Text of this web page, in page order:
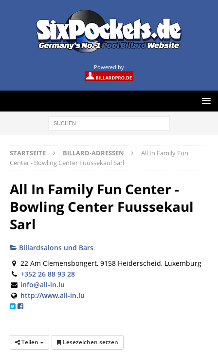
Powered by
STARTSEITE BILLARD-ADRESSEN
All In Family Fun
Center - Bowling Center Fuussekaul Sarl
All In Family Fun Center -
Bowling Center Fuussekaul
Sarl
Billardsalons und Bars
22 Am Clemensbongert, 9158 Heiderscheid, Luxemburg
+352 26 88 93 28
info@all-in.lu
http://www.all-in.lu
Teilen Lesezeichen setzen